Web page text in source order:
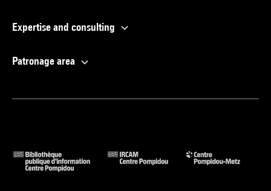
Expertise and consulting
Patronage area